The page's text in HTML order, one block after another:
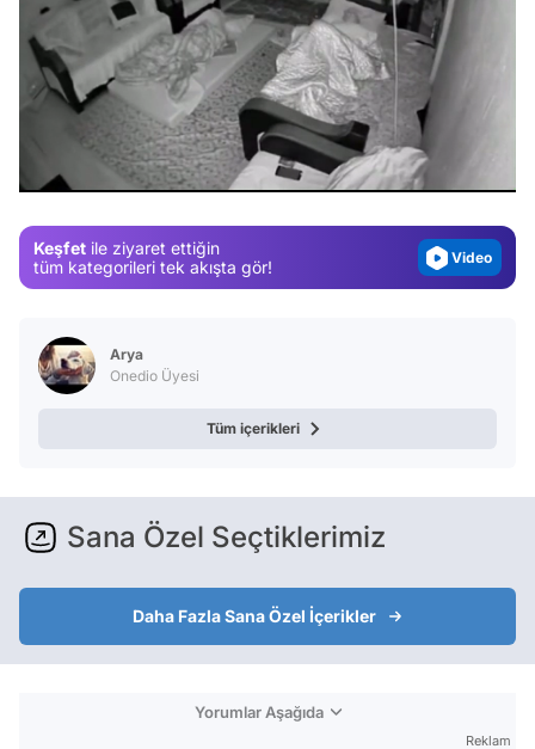
/
Keşfet ile ziyaret ettiğin
tüm kategorileri tek akışta gör!
Video
Arya
Onedio Üyesi
Tüm içerikleri
Sana Özel Seçtiklerimiz
Daha Fazla Sana Özel İçerikler
Yorumlar Aşağıda
Reklam